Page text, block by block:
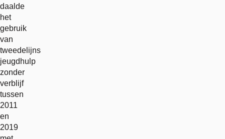
daalde
het
gebruik
van
tweedelijns
jeugdhulp
zonder
verblijf
tussen
2011
en
2019